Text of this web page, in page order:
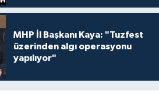
MHP İl Başkanı Kaya: "Tuzfest
üzerinden algı operasyonu
yapılıyor"